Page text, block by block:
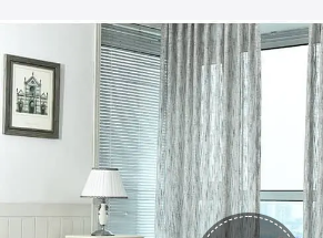
ナチュラル/Monochrome レ
カーテン
天然素材/Monochrome レース
カーテン
グレー/Monochrome レース
カーテン
ベージュ/Monochrome レー
UVカットレース/Monochrome
/ 無地/Monochrome レースカー